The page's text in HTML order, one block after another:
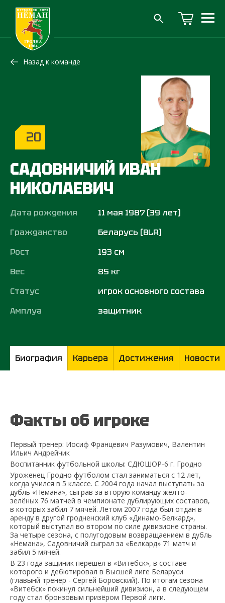
Назад к команде
20
САДОВНИЧИЙ ИВАН
НИКОЛАЕВИЧ
Дата рождения
11 мая 1987 (39 лет)
Гражданство
Беларусь (BLR)
Рост
193 см
Вес
85 кг
Статус
игрок основного состава
Амплуа
защитник
Биография Карьера Достижения Новости
Факты об игроке
Первый тренер: Иосиф Францевич Разумович, Валентин
Ильич Андрейчик
Воспитанник футбольной школы: СДЮШОР-6 г. Гродно
Уроженец Гродно футболом стал заниматься с 12 лет,
когда учился в 5 классе. С 2004 года начал выступать за
дубль «Немана», сыграв за вторую команду жёлто-
зелёных 76 матчей в чемпионате дублирующих составов,
в которых забил 7 мячей. Летом 2007 года был отдан в
аренду в другой гродненский клуб «Динамо-Белкард»,
который выступал во втором по силе дивизионе страны.
За четыре сезона, с полугодовым возвращаением в дубль
«Немана», Садовничий сыграл за «Белкард» 71 матч и
забил 5 мячей.
В 23 года защиник перешёл в «Витебск», в составе
которого и дебютировал в Высшей лиге Беларуси
(главынй тренер - Сергей Боровский). По итогам сезона
«Витебск» покинул сильнейший дивизион, а в следующем
году стал бронзовым призёром Первой лиги.